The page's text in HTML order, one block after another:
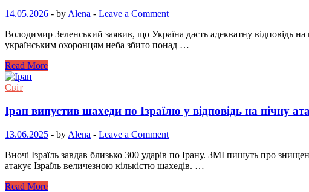
14.05.2026 - by Alena - Leave a Comment
Володимир Зеленський заявив, що Україна дасть адекватну відповідь
українським охоронцям неба збито понад …
Read More
Світ
Іран випустив шахеди по Ізраїлю у відповідь на нічну
13.06.2025 - by Alena - Leave a Comment
Вночі Ізраїль завдав близько 300 ударів по Ірану. ЗМІ пишуть про
атакує Ізраїль величезною кількістю шахедів. …
Read More